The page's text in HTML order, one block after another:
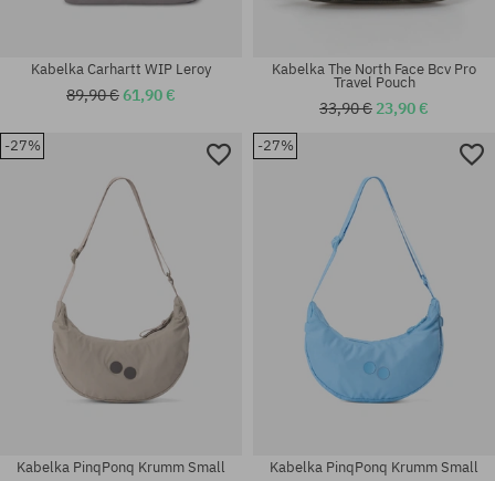
univerzálna veľkosť univerzálna veľkosť
Kabelka Carhartt WIP Leroy
89,90 €61,90 €
Kabelka The North Face Bcv Pro
Travel Pouch
33,90 € 23,90 €
-27%
Kabelka PinqPonq Krumm Small
-27%
Kabelka PinqPonq Krumm Small